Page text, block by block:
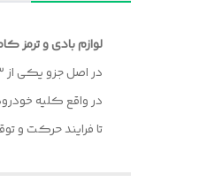
لوازم بادی و ترمز
در اصل جزو یکی از ۳ نوع ترمزی که در کامیون ها مصرف بالایی دارند مکانیزم و قدرت بالای ترمز بادی را در یدک کش ها و کامیون ها می توانید مشاهده کنید.
در واقع کلیه
تا فرایند حرکت و